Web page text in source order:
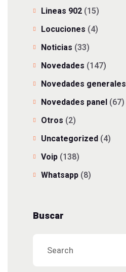
Lineas 902 (15)
Locuciones (4)
Noticias (33)
Novedades (147)
Novedades generales
Novedades panel (67)
Otros (2)
Uncategorized (4)
Voip (138)
Whatsapp (8)
Buscar